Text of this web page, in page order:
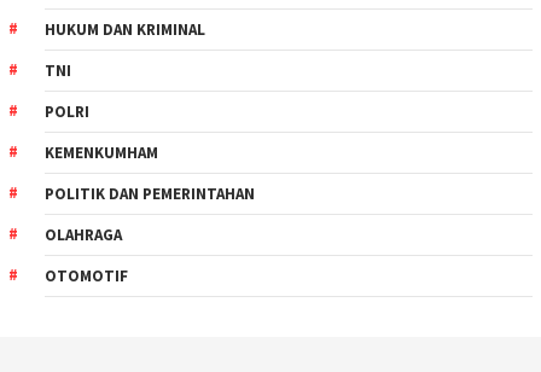
HUKUM DAN KRIMINAL
TNI
POLRI
KEMENKUMHAM
POLITIK DAN PEMERINTAHAN
OLAHRAGA
OTOMOTIF